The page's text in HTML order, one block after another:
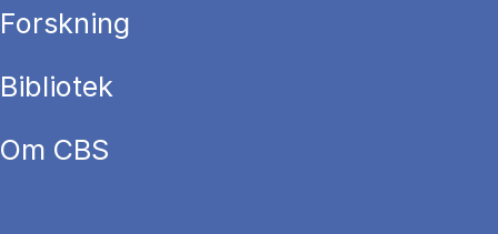
Forskning
Bibliotek
Om CBS